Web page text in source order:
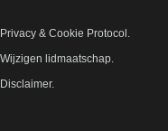
Privacy & Cookie Protocol.
Wijzigen lidmaatschap.
Disclaimer.